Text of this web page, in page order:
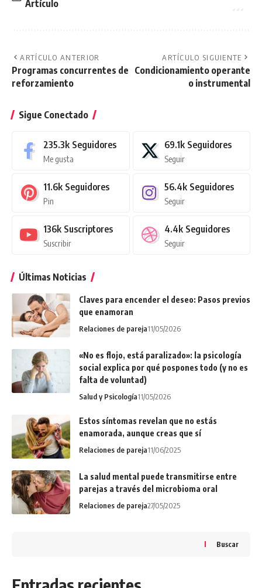
Artículo
ARTÍCULO ANTERIOR
Programas concurrentes de
reforzamiento
ARTÍCULO SIGUIENTE
Condicionamiento operante
o instrumental
Sigue Conectado
235.3k Seguidores
Me gusta
69.1k Seguidores
Seguir
11.6k Seguidores
Pin
56.4k Seguidores
Seguir
136k Suscriptores
Suscribir
4.4k Seguidores
Seguir
Últimas Noticias
Claves para encender el deseo: Pasos previos
que enamoran
Relaciones de pareja11/05/2026
«No es flojo, está paralizado»: la psicología
social explica por qué pospones todo (y no es
falta de voluntad)
Salud y Psicología11/05/2026
Estos síntomas revelan que no estás
enamorada, aunque creas que sí
Relaciones de pareja11/06/2025
La salud mental puede transmitirse entre
parejas a través del microbioma oral
Relaciones de pareja27/05/2025
Buscar